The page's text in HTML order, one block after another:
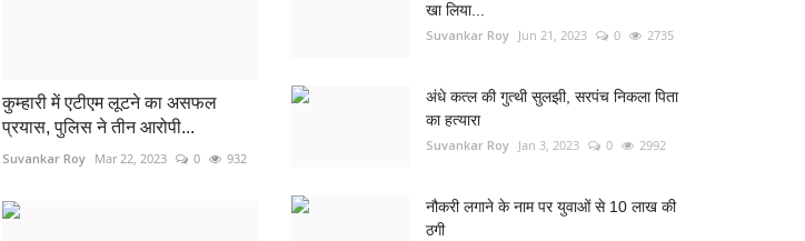
कुम्हारी में एटीएम लूटने का असफल
प्रयास, पुलिस ने तीन आरोपी...
Suvankar Roy Mar 22, 2023 0 932
खा लिया...
Suvankar Roy Jun 21, 2023 0 2735
अंधे कत्ल की गुत्थी सुलझी, सरपंच निकला पिता
का हत्यारा
Suvankar Roy Jan 3, 2023 0 2992
नौकरी लगाने के नाम पर युवाओं से 10 लाख की
ठगी